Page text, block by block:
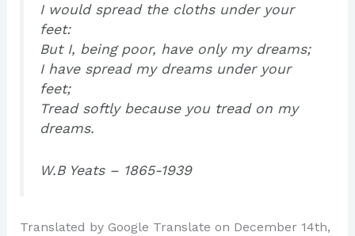
I would spread the cloths under your
feet:
But I, being poor, have only my dreams;
I have spread my dreams under your
feet;
Tread softly because you tread on my
dreams.
W.B Yeats – 1865-1939
Translated by Google Translate on December 14th,